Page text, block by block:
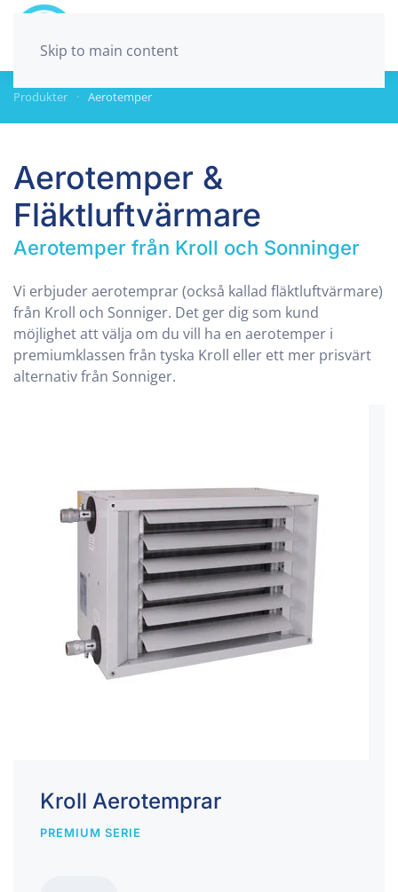
Skip to main content
Produkter Aerotemper
Aerotemper &
Fläktluftvärmare
Aerotemper från Kroll och Sonninger
Vi erbjuder aerotemprar (också kallad fläktluftvärmare)
från Kroll och Sonniger. Det ger dig som kund
möjlighet att välja om du vill ha en aerotemper i
premiumklassen från tyska Kroll eller ett mer prisvärt
alternativ från Sonniger.
Kroll Aerotemprar
PREMIUM SERIE